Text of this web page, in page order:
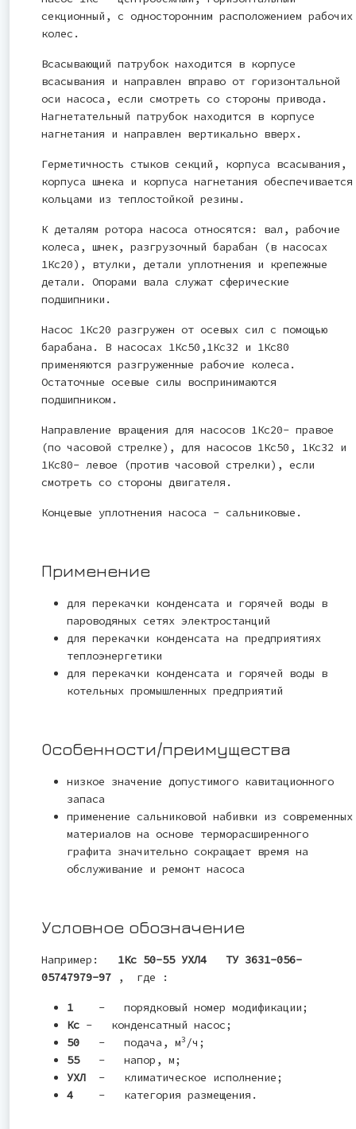
секционный, с односторонним расположением рабочих
колес.
Всасывающий патрубок находится в корпусе
всасывания и направлен вправо от горизонтальной
оси насоса, если смотреть со стороны привода.
Нагнетательный патрубок находится в корпусе
нагнетания и направлен вертикально вверх.
Герметичность стыков секций, корпуса всасывания,
корпуса шнека и корпуса нагнетания обеспечивается
кольцами из теплостойкой резины.
К деталям ротора насоса относятся: вал, рабочие
колеса, шнек, разгрузочный барабан (в насосах
1Кс20), втулки, детали уплотнения и крепежные
детали. Опорами вала служат сферические
подшипники.
Насос 1Кс20 разгружен от осевых сил с помощью
барабана. В насосах 1Кс50,1Кс32 и 1Кс80
применяются разгруженные рабочие колеса.
Остаточные осевые силы воспринимаются
подшипником.
Направление вращения для насосов 1Кс20- правое
(по часовой стрелке), для насосов 1Кс50, 1Кс32 и
1Кс80- левое (против часовой стрелки), если
смотреть со стороны двигателя.
Концевые уплотнения насоса - сальниковые.
Применение
для перекачки конденсата и горячей воды в
пароводяных сетях электростанций
для перекачки конденсата на предприятияx
теплоэнергетики
для перекачки конденсата и горячей воды в
котельных промышленных предприятий
Особенности/преимущества
низкое значение допустимого кавитационного
запаса
применение сальниковой набивки из современных
материалов на основе терморасширенного
графита значительно сокращает время на
обслуживание и ремонт насоса
Условное обозначение
Например: 1Кс 50-55 УХЛ4 ТУ 3631-056-
05747979-97 , где :
1 - порядковый номер модификации;
Кс - конденсатный насос;
50 - подача, м3 /ч;
55- напор, м;
УХЛ - климатическое исполнение;
4
- категория размещения.